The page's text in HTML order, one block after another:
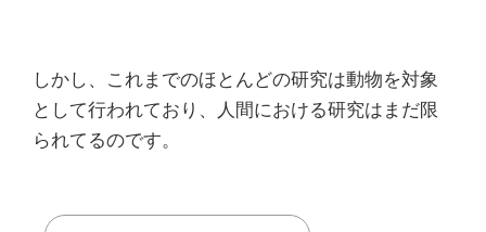
しかし、これまでのほとんどの研究は動物を対象
として行われており、人間における研究はまだ限
られてるのです。